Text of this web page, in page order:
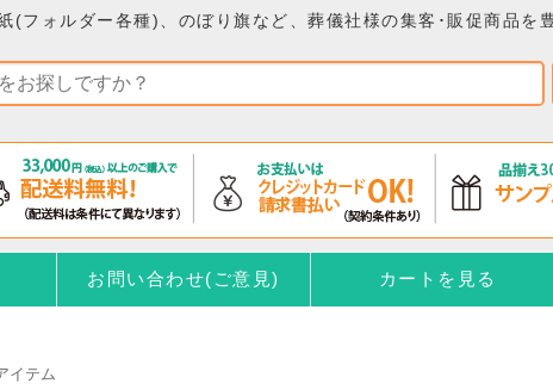
フォルダー各種)、のぼり旗など、葬儀社様の集客･販促商品を
お問い合わせ(ご意見) カートを見る
イテム